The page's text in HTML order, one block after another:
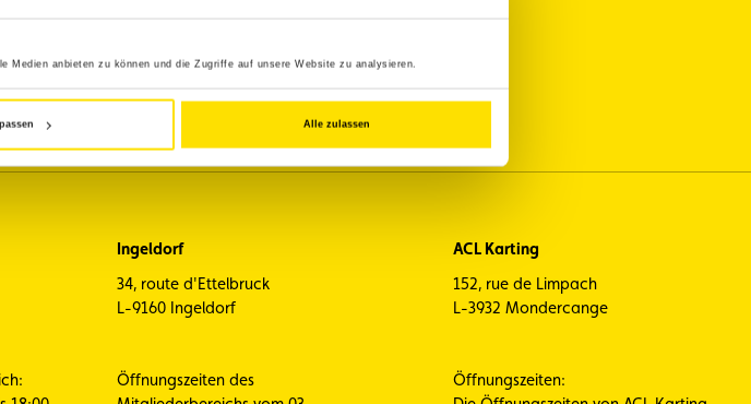
anbieten zu können und die Zugriffe auf unsere Website zu analysieren.
Alle zulassen
Ingeldorf
34, route d'Ettelbruck
L-9160 Ingeldorf
Öffnungszeiten des
ACL Karting
152, rue de Limpach
L-3932 Mondercange
Öffnungszeiten: